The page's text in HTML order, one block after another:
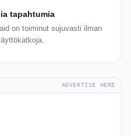
tapahtumia
on toiminut sujuvasti ilman
ADVERTISE HERE